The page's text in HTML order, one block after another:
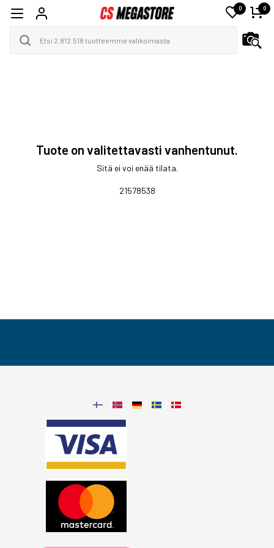
0 0
Tuote on valitettavasti vanhentunut.
Sitä ei voi enää tilata.
21578538